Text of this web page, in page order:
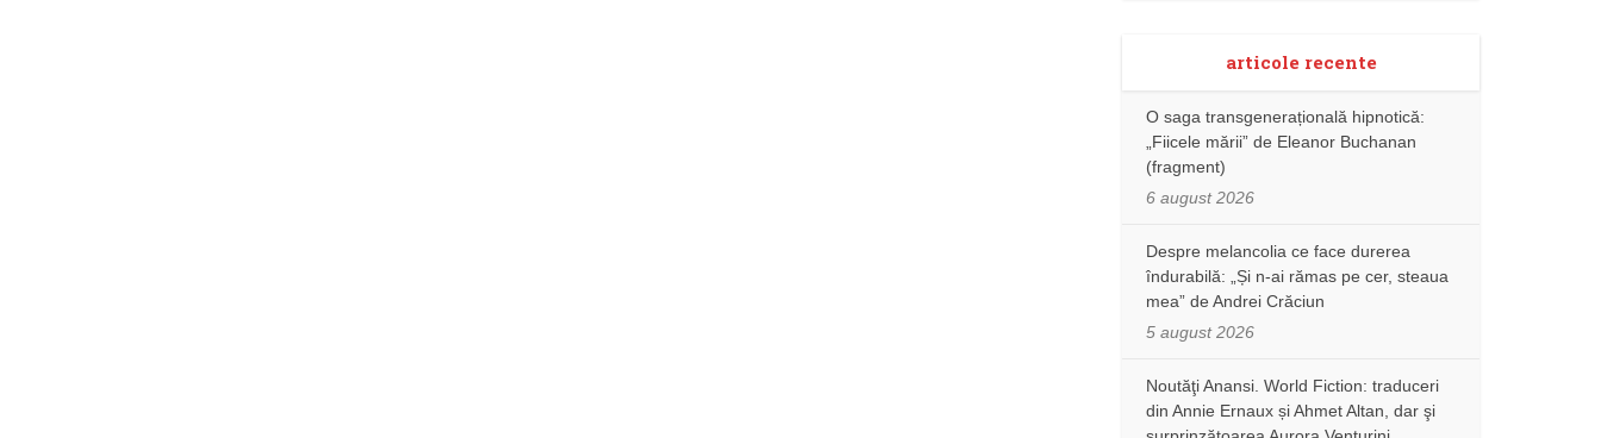
articole recente
O saga transgenerațională hipnotică:
„Fiicele mării” de Eleanor Buchanan
(fragment)
6 august 2026
Despre melancolia ce face durerea
îndurabilă: „Și n-ai rămas pe cer, steaua
mea” de Andrei Crăciun
5 august 2026
Noutăţi Anansi. World Fiction: traduceri
din Annie Ernaux și Ahmet Altan, dar şi